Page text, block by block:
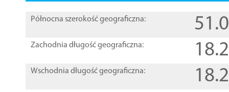
Północna szerokość geograficzna:
Zachodnia długość geograficzna:
Wschodnia długość geograficzna: